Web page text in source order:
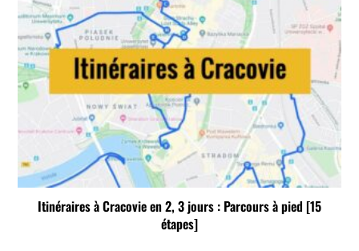
Itinéraires à Cracovie en 2, 3 jours : Parcours à pied [15
étapes]